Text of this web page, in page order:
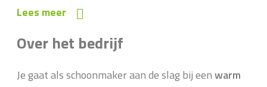
Lees meer
Over het bedrijf
Je gaat als schoonmaker aan de slag bij eenwarm